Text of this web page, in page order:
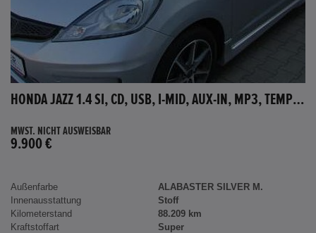
HONDA JAZZ 1.4 SI, CD, USB, I-MID, AUX-IN, MP3, TEMPOMAT
MWST. NICHT AUSWEISBAR
9.900 €
Außenfarbe
ALABASTER SILVER M.
Innenausstattung
Stoff
Kilometerstand
88.209 km
Kraftstoffart
Super